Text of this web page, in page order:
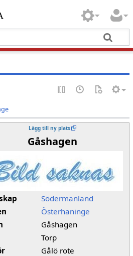
Lägg till ny plats
Gåshagen
Södermanland
Österhaninge
Gåshagen
Torp
Gålö rote